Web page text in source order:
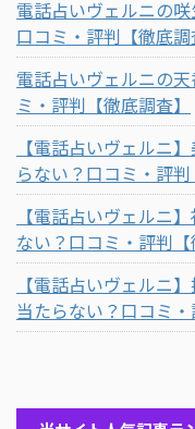
電話占いヴェルニの
口コミ・評判【徹底調
電話占いヴェルニの
ミ・評判【徹底調査】
【電話占いヴェルニ
らない？口コミ・評判
【電話占いヴェルニ
ない？口コミ・評判【
【電話占いヴェルニ
当たらない？口コミ・